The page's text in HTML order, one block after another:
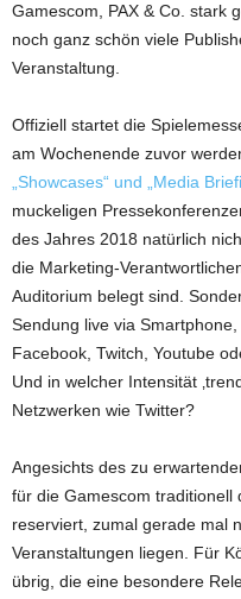
Gamescom, PAX & Co. stark
noch ganz schön viele
Veranstaltung.
Offiziell startet die
am Wochenende zuvor
„Showcases“ und „Media
muckeligen
des Jahres 2018 natürlich
die Marketing-
Auditorium belegt sind.
Sendung live via
Facebook, Twitch, Youtube
Und in welcher Intensität
Netzwerken wie Twitter?
Angesichts des zu
für die Gamescom traditionell
reserviert, zumal gerade mal
Veranstaltungen liegen. Für
übrig, die eine besondere